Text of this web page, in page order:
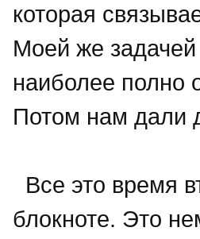
которая
Моей же задачей
наиболее полно
Потом нам дали
Все это время
блокноте. Это